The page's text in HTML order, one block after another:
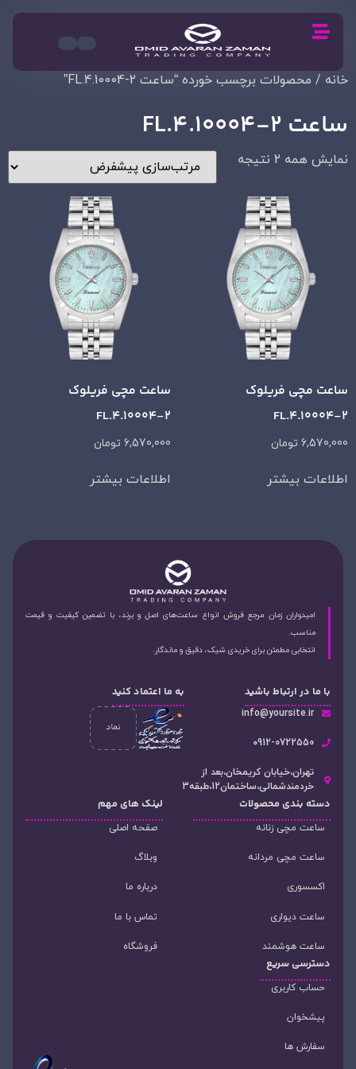
خانه / محصولات برچسب خورده “ساعت FL.4.10004-2”
ساعت FL.4.10004-2
نمایش همه 2 نتیجه
ساعت مچی فریلوک
FL.4.10004-2
6,570,000 تومان
اطلاعات بیشتر
ساعت مچی فریلوک
FL.4.10004-2
6,570,000 تومان
اطلاعات بیشتر
امیدواران زمان مرجع فروش انواع ساعت‌های اصل و برند، با تضمین کیفیت و قیمت
مناسب.
انتخابی مطمئن برای خریدی شیک، دقیق و ماندگار.
با ما در ارتباط باشید
info@yoursite.ir
۰912-0722550
تهران،خیابان کریمخان،بعد از
خردمندشمالی،ساختمان12،طبقه3
به ما اعتماد کنید
دسته‌ بندی محصولات
ساعت مچی زنانه
ساعت مچی مردانه
اکسسوری
ساعت دیواری
ساعت هوشمند
لینک های مهم
صفحه اصلی
وبلاگ
درباره ما
تماس با ما
فروشگاه
دسترسی سریع
حساب کاربری
پیشخوان
سفارش ها